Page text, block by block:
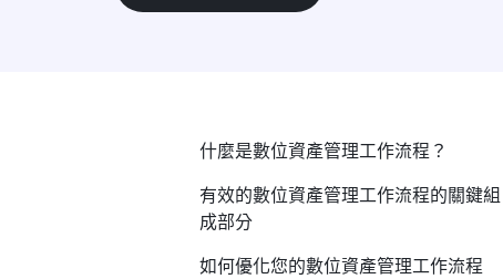
什麼是數位資產管理工作流程？
有效的數位資產管理工作流程的關鍵組
成部分
如何優化您的數位資產管理工作流程